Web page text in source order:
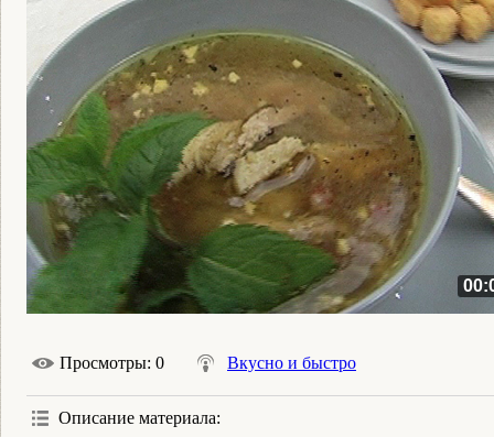
Просмотры: 0 Вкусно и быстро
Описание материала: